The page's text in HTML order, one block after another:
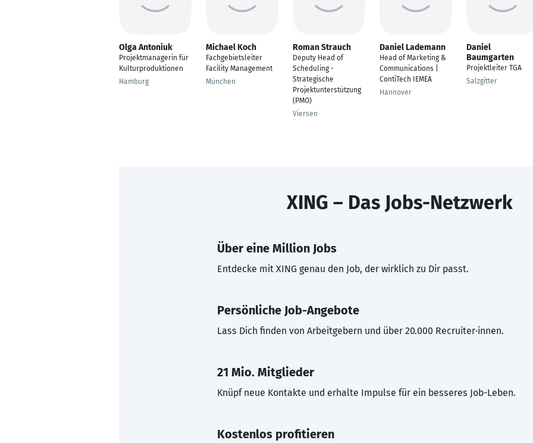
Olga Antoniuk
Projektmanagerin für
Kulturproduktionen
Hamburg
Michael Koch
Fachgebietsleiter
Facility Management
München
Roman Strauch
Deputy Head of
Scheduling -
Strategische
Projektunterstützung
(PMO)
Viersen
Daniel Lademann
Head of Marketing &
Communications |
ContiTech IEMEA
Hannover
Daniel
Baumgarten
Projektleiter TGA
Salzgitter
XING – Das Jobs-Netzwerk
Über eine Million Jobs
Entdecke mit XING genau den Job, der wirklich zu Dir passt.
Persönliche Job-Angebote
Lass Dich finden von Arbeitgebern und über 20.000 Recruiter·innen.
21 Mio. Mitglieder
Knüpf neue Kontakte und erhalte Impulse für ein besseres Job-Leben.
Kostenlos profitieren